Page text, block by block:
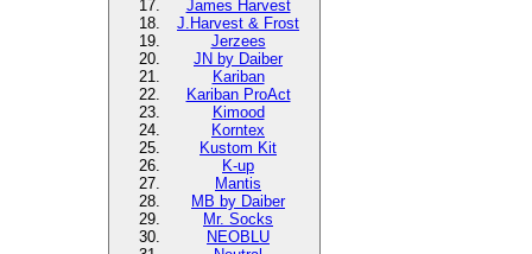
James Harvest
J.Harvest & Frost
Jerzees
JN by Daiber
Kariban
Kariban ProAct
Kimood
Korntex
Kustom Kit
K-up
Mantis
MB by Daiber
Mr. Socks
NEOBLU